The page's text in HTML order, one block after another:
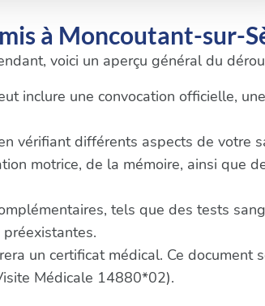
celles-ci avec d'autres informations
de leurs services.
à Moncoutant-sur-
voici un aperçu général du
inclure une convocation officielle,
vérifiant différents aspects de votre
motrice, de la mémoire, ainsi que
tels que des tests
un certificat médical. Ce document
Médicale 14880*02).